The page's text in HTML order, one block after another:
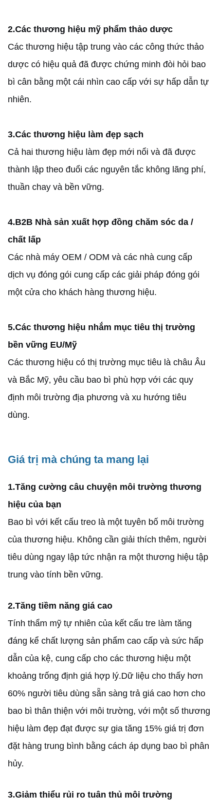
2.Các thương hiệu mỹ phẩm thảo dược
Các thương hiệu tập trung vào các công thức thảo
dược có hiệu quả đã được chứng minh đòi hỏi bao
bì cân bằng một cái nhìn cao cấp với sự hấp dẫn tự
nhiên.
3.Các thương hiệu làm đẹp sạch
Cả hai thương hiệu làm đẹp mới nổi và đã được
thành lập theo đuổi các nguyên tắc không lãng phí,
thuần chay và bền vững.
4.B2B Nhà sản xuất hợp đồng chăm sóc da /
chất lấp
Các nhà máy OEM / ODM và các nhà cung cấp
dịch vụ đóng gói cung cấp các giải pháp đóng gói
một cửa cho khách hàng thương hiệu.
5.Các thương hiệu nhắm mục tiêu thị trường
bền vững EU/Mỹ
Các thương hiệu có thị trường mục tiêu là châu Âu
và Bắc Mỹ, yêu cầu bao bì phù hợp với các quy
định môi trường địa phương và xu hướng tiêu
dùng.
Giá trị mà chúng ta mang lại
1.Tăng cường câu chuyện môi trường thương
hiệu của bạn
Bao bì với kết cấu treo là một tuyên bố môi trường
của thương hiệu. Không cần giải thích thêm, người
tiêu dùng ngay lập tức nhận ra một thương hiệu tập
trung vào tính bền vững.
2.Tăng tiềm năng giá cao
Tính thẩm mỹ tự nhiên của kết cấu tre làm tăng
đáng kể chất lượng sản phẩm cao cấp và sức hấp
dẫn của kệ, cung cấp cho các thương hiệu một
khoảng trống định giá hợp lý.Dữ liệu cho thấy hơn
60% người tiêu dùng sẵn sàng trả giá cao hơn cho
bao bì thân thiện với môi trường, với một số thương
hiệu làm đẹp đạt được sự gia tăng 15% giá trị đơn
đặt hàng trung bình bằng cách áp dụng bao bì phân
hủy.
3.Giảm thiểu rủi ro tuân thủ môi trường